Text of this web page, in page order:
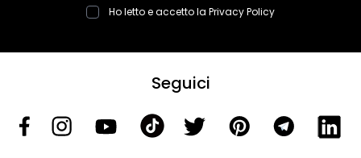
Ho letto e accetto la Privacy Policy
Seguici